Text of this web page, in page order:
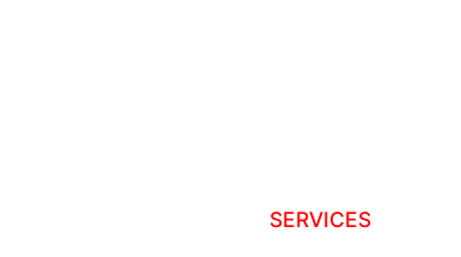
SERVICES